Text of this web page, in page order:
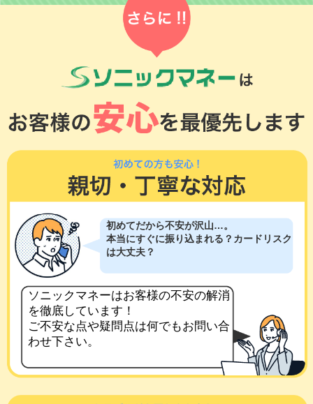
初めてだから不安が沢山…。
本当にすぐに振り込まれる？カードリスク
は大丈夫？
ソニックマネーはお客様の不安の解消
を徹底しています！
ご不安な点や疑問点は何でもお問い合
わせ下さい。